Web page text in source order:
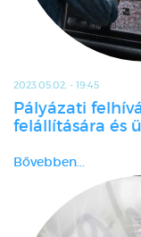
2023.05.02. - 19:45
Pályázati
felállítására és
Bővebben...